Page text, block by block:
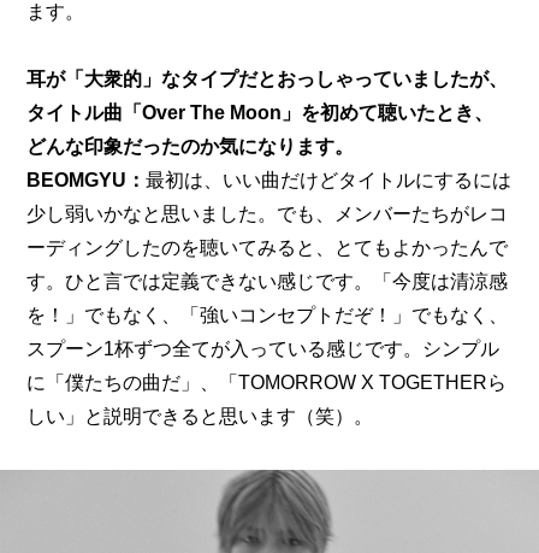
ます。
耳が「大衆的」なタイプだとおっしゃっていましたが、
タイトル曲「Over The Moon」を初めて聴いたとき、
どんな印象だったのか気になります。
BEOMGYU：最初は、いい曲だけどタイトルにするには
少し弱いかなと思いました。でも、メンバーたちがレコ
ーディングしたのを聴いてみると、とてもよかったんで
す。ひと言では定義できない感じです。「今度は清涼感
を！」でもなく、「強いコンセプトだぞ！」でもなく、
スプーン1杯ずつ全てが入っている感じです。シンプル
に「僕たちの曲だ」、「TOMORROW X TOGETHERら
しい」と説明できると思います（笑）。